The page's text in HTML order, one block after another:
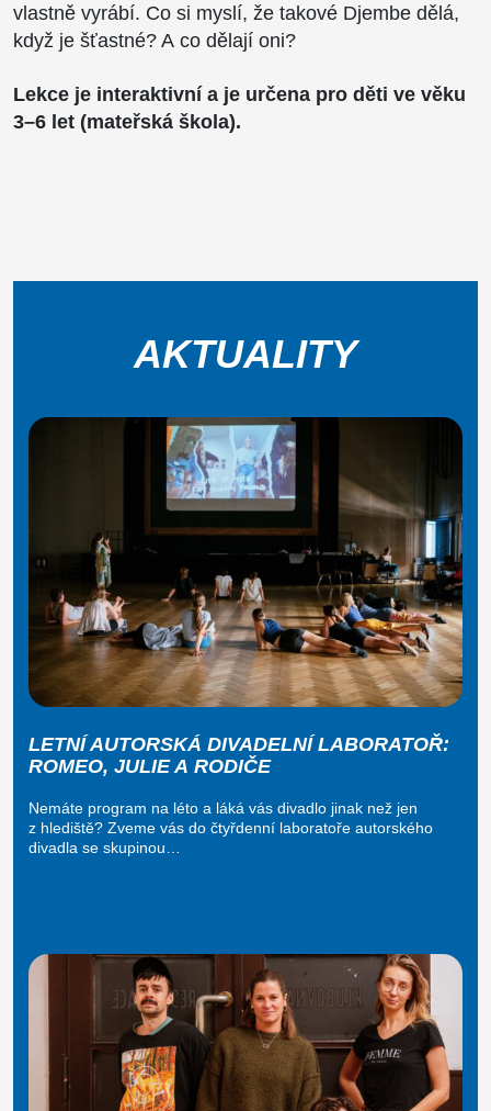
vlastně vyrábí. Co si myslí, že takové Djembe dělá,
když je šťastné? A co dělají oni?
Lekce je interaktivní a je určena pro děti ve věku
3–6 let (mateřská škola).
AKTUALITY
LETNÍ AUTORSKÁ DIVADELNÍ LABORATOŘ:
ROMEO, JULIE A RODIČE
Nemáte program na léto a láká vás divadlo jinak než jen
z hlediště? Zveme vás do čtyřdenní laboratoře autorského
divadla se skupinou…